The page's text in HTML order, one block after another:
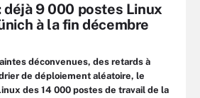
déjà 9 000 postes Linux
à la fin décembre
déconvenues, des retards à
de déploiement aléatoire, le
des 14 000 postes de travail de la